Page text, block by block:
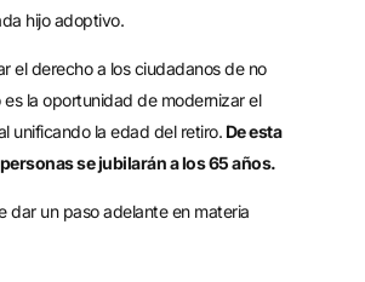
hijo adoptivo.
el derecho a los ciudadanos de no
es la oportunidad de modernizar el
unificando la edad del retiro. De esta
se jubilarán a los 65 años.
dar un paso adelante en materia